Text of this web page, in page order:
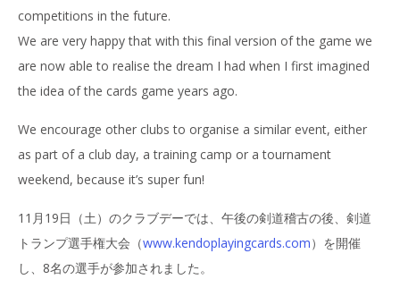
competitions in the future.
We are very happy that with this final version of the game we
are now able to realise the dream I had when I first imagined
the idea of the cards game years ago.
We encourage other clubs to organise a similar event, either
as part of a club day, a training camp or a tournament
weekend, because it’s super fun!
11月19日（土）のクラブデーでは、午後の剣道稽古の後、剣道
トランプ選手権大会（www.kendoplayingcards.com）を開催
し、8名の選手が参加されました。